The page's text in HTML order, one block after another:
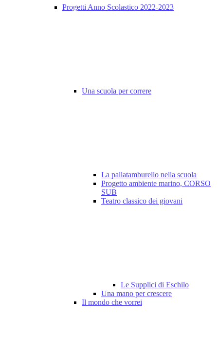
Progetti Anno Scolastico 2022-2023
Una scuola per correre
La pallatamburello nella scuola
Progetto ambiente marino, CORSO
SUB
Teatro classico dei giovani
Le Supplici di Eschilo
Una mano per crescere
Il mondo che vorrei